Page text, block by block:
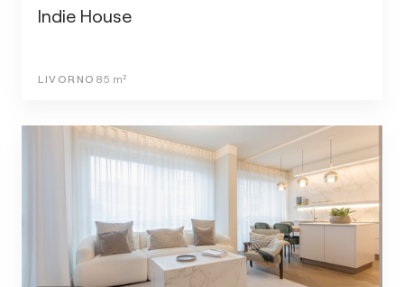
Indie House
LIVORNO 85 m²